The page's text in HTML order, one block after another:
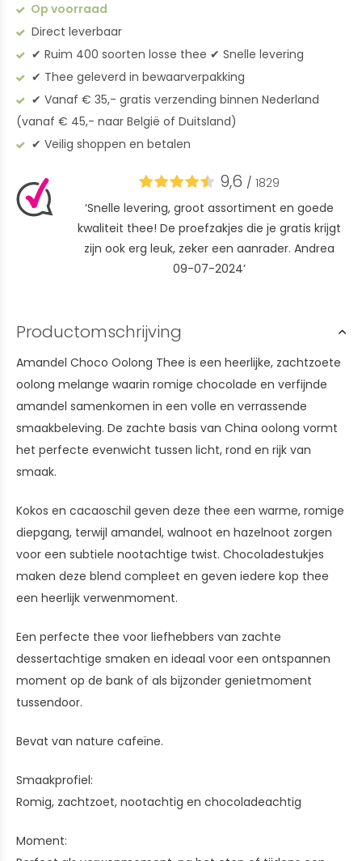
Op voorraad
Direct leverbaar
✔︎ Ruim 400 soorten losse thee ✔︎ Snelle levering
✔︎ Thee geleverd in bewaarverpakking
✔︎ Vanaf € 35,- gratis verzending binnen Nederland
(vanaf € 45,- naar België of Duitsland)
✔︎ Veilig shoppen en betalen
9,6 / 1829
‘Snelle levering, groot assortiment en goede
kwaliteit thee! De proefzakjes die je gratis krijgt
zijn ook erg leuk, zeker een aanrader. Andrea
09-07-2024’
Productomschrijving
Amandel Choco Oolong Thee is een heerlijke, zachtzoete
oolong melange waarin romige chocolade en verfijnde
amandel samenkomen in een volle en verrassende
smaakbeleving. De zachte basis van China oolong vormt
het perfecte evenwicht tussen licht, rond en rijk van
smaak.
Kokos en cacaoschil geven deze thee een warme, romige
diepgang, terwijl amandel, walnoot en hazelnoot zorgen
voor een subtiele nootachtige twist. Chocoladestukjes
maken deze blend compleet en geven iedere kop thee
een heerlijk verwenmoment.
Een perfecte thee voor liefhebbers van zachte
dessertachtige smaken en ideaal voor een ontspannen
moment op de bank of als bijzonder genietmoment
tussendoor.
Bevat van nature cafeïne.
Smaakprofiel:
Romig, zachtzoet, nootachtig en chocoladeachtig
Moment: